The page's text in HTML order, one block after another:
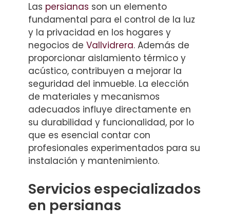
Las persianas son un elemento
fundamental para el control de la luz
y la privacidad en los hogares y
negocios de Vallvidrera. Además de
proporcionar aislamiento térmico y
acústico, contribuyen a mejorar la
seguridad del inmueble. La elección
de materiales y mecanismos
adecuados influye directamente en
su durabilidad y funcionalidad, por lo
que es esencial contar con
profesionales experimentados para su
instalación y mantenimiento.
Servicios especializados
en persianas